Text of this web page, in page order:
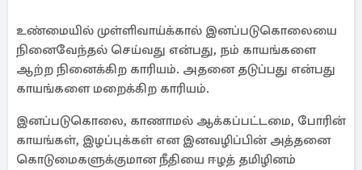
உண்மையில் முள்ளிவாய்க்கால் இனப்படுகொலையை
நினைவேந்தல் செய்வது என்பது, நம் காயங்களை
ஆற்ற நினைக்கிற காரியம். அதனை தடுப்பது என்பது
காயங்களை மறைக்கிற காரியம்.
இனப்படுகொலை, காணாமல் ஆக்கப்பட்டமை, போரின்
காயங்கள், இழப்புக்கள் என இனவழிப்பின் அத்தனை
கொடுமைகளுக்குமான நீதியை ஈழத் தமிழினம்